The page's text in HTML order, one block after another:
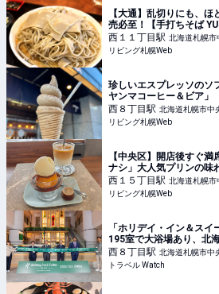
【大通】乱切りにも、
売必至！【手打ちそば
西１１丁目駅 北海道札幌市
リビング札幌Web
珍しいエスプレッソのソ
ヤンマコーヒー＆ビア」
西８丁目駅 北海道札幌市中
リビング札幌Web
【中央区】開店後すぐ
ナシ」大人気プリンの味
西１５丁目駅 北海道札幌市
リビング札幌Web
「ホリデイ・イン＆ス
195室で大浴場あり、北
も
西８丁目駅 北海道札幌市中
トラベル Watch